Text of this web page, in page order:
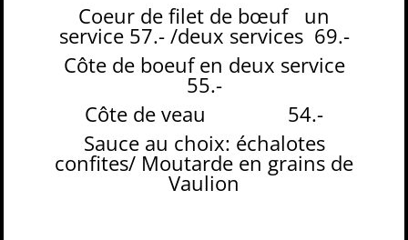
Coeur de filet de bœuf un
service 57.- /deux services 69.-
Côte de boeuf en deux service
55.-
Côte de veau
54.-
Sauce au choix: échalotes
confites/ Moutarde en grains de
Vaulion